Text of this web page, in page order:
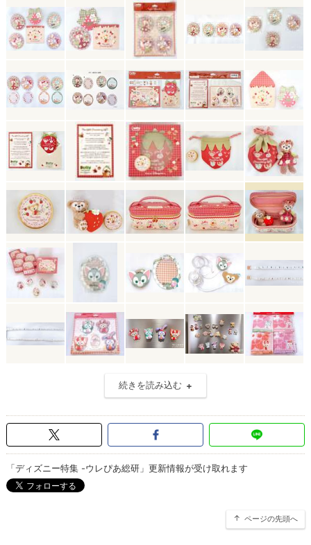
続きを読み込む
「ディズニー特集 -ウレぴあ総研」更新情報が受け取れます
ページの先頭へ